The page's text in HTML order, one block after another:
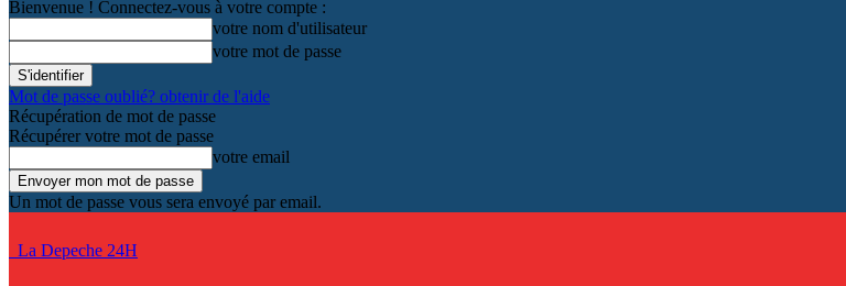
Bienvenue ! Connectez-vous à votre compte :
votre nom d'utilisateur
votre mot de passe
Mot de passe oublié? obtenir de l'aide
Récupération de mot de passe
Récupérer votre mot de passe
votre email
Un mot de passe vous sera envoyé par email.
La Depeche 24H